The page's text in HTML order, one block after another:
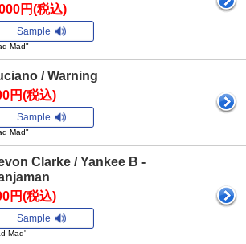
円(税込)
Sample
Mad"
/ Warning
円(税込)
Sample
Mad"
Clarke / Yankee B -
円(税込)
Sample
Mad'